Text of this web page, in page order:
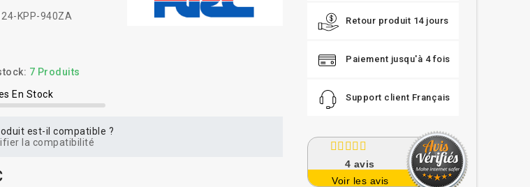
KPP-940ZA
7 Produits
En Stock
est-il compatible ?
la compatibilité
Retour produit 14 jours
Paiement jusqu'à 4 fois
Support client Français
4 avis
Voir les avis